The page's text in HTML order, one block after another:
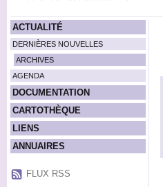
ACTUALITÉ
DERNIÈRES NOUVELLES
ARCHIVES
AGENDA
DOCUMENTATION
CARTOTHÈQUE
LIENS
ANNUAIRES
FLUX RSS